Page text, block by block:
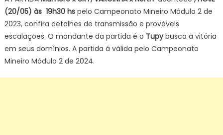
(20/05) às 19h30 hspelo Campeonato Mineiro Módulo 2 de
2023, confira detalhes de transmissão e prováveis
escalações. O mandante da partida é o Tupybusca a vitória
em seus domínios. A partida á válida pelo Campeonato
Mineiro Módulo 2 de 2024.